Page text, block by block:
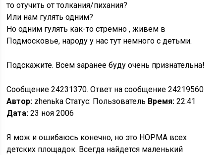
то отучить от толкания/пихания?
Или нам гулять одним?
Но одним гулять как-то стремно , живем в
Подмосковье, народу у нас тут немного с детьми.
Подскажите. Всем заранее буду очень признательна!
Сообщение 24231370. Ответ на сообщение 24219560
Автор: zhenьka Статус: Пользователь Время: 22:41
Дата: 23 ноя 2006
Я мож и ошибаюсь конечно, но это НОРМА всех
детских площадок. Всегда найдется маленький